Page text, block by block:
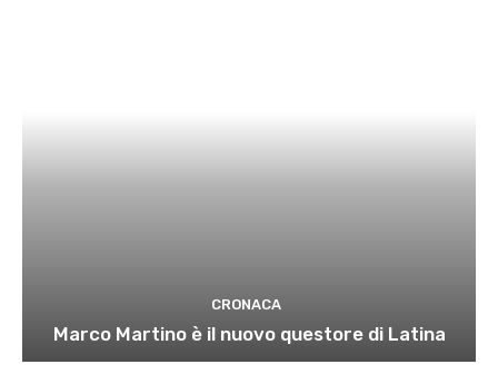
CRONACA
Marco Martino è il nuovo questore di Latina